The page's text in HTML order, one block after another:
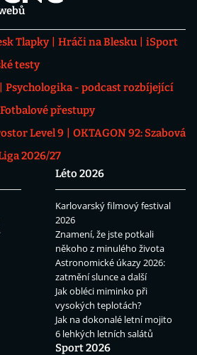
Tlapky Hráči na Blesku
iSport
testy
Psychologika - podcast rozbíjející
Fotbalové přestupy
Level 9
OKTAGON 92: Szabová
2026/27
Léto 2026
Karlovarský filmový festival
2026
Znamení, že jste potkali
někoho z minulého života
Astronomické úkazy 2026:
zatmění slunce a další
Jak obléci miminko při
vysokých teplotách?
Jak na dokonalé letní mojito
6 lehkých letních salátů
Sport 2026